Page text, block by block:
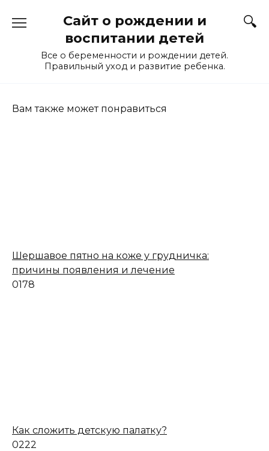
Сайт о рождении и
воспитании детей
Все о беременности и рождении детей.
Правильный уход и развитие ребенка.
Вам также может понравиться
Шершавое пятно на коже у грудничка:
причины появления и лечение
0178
Как сложить детскую палатку?
0222